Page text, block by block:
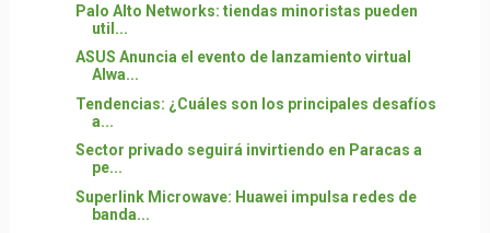
Palo Alto Networks: tiendas minoristas pueden
util...
ASUS Anuncia el evento de lanzamiento virtual
Alwa...
Tendencias: ¿Cuáles son los principales desafíos
a...
Sector privado seguirá invirtiendo en Paracas a
pe...
Superlink Microwave: Huawei impulsa redes de
banda...